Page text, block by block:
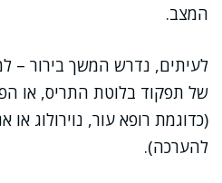
המצב.
לעיתים, נדרש המשך בירור –
של תפקוד בלוטת התריס, או
(כדוגמת רופא עור, נוירולוג או
להערכה).